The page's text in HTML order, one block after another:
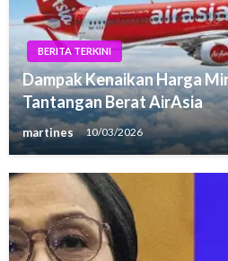
BERITA TERKINI
Dampak Kenaikan Harga
Tantangan Berat AirAsia
martines 10/03/2026